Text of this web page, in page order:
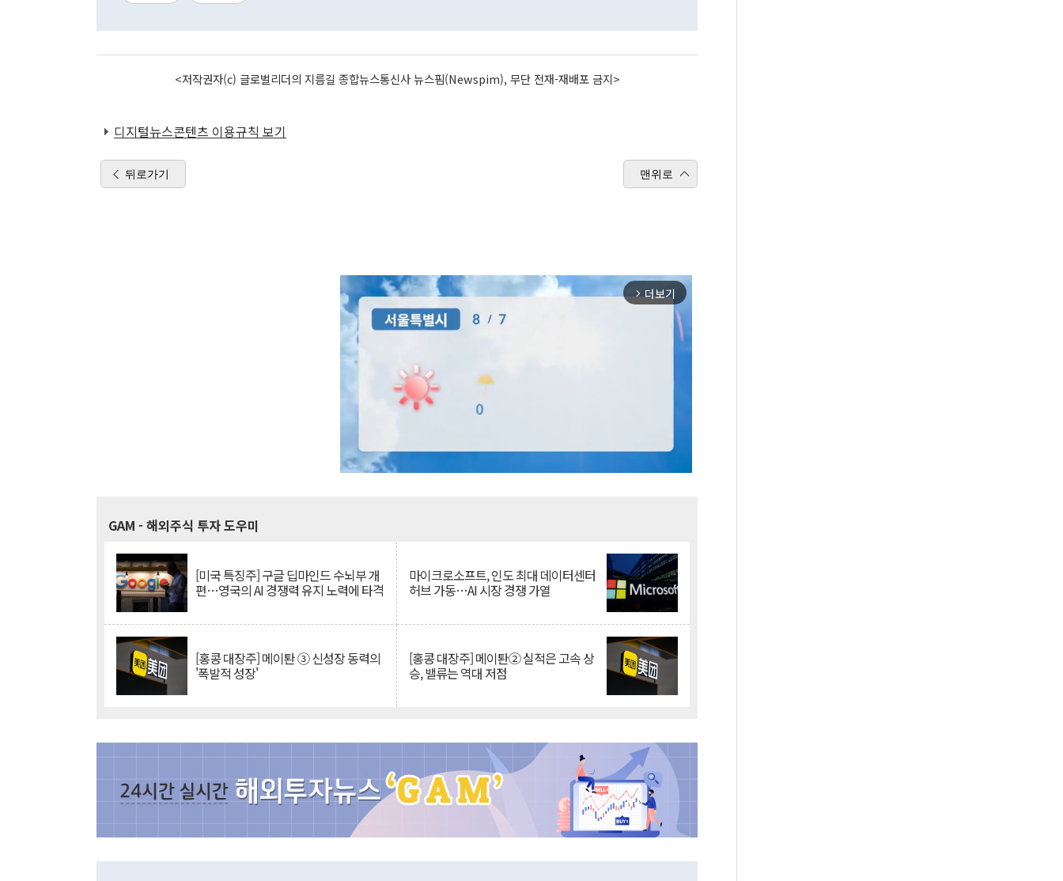
<저작권자(c) 글로벌리더의 지름길 종합뉴스통신사 뉴스핌(Newspim), 무단 전재-재배포 금지>
디지털뉴스콘텐츠 이용규칙 보기
뒤로가기 맨위로
arrow_forward_ios 더보기
GAM - 해외주식 투자 도우미
[미국 특징주] 구글 딥마인드 수뇌부 개
편…영국의 AI 경쟁력 유지 노력에 타격
마이크로소프트, 인도 최대 데이터센터
허브 가동…AI 시장 경쟁 가열
[홍콩 대장주] 메이퇀 ③ 신성장 동력의
'폭발적 성장'
[홍콩 대장주] 메이퇀② 실적은 고속 상
승, 밸류는 역대 저점